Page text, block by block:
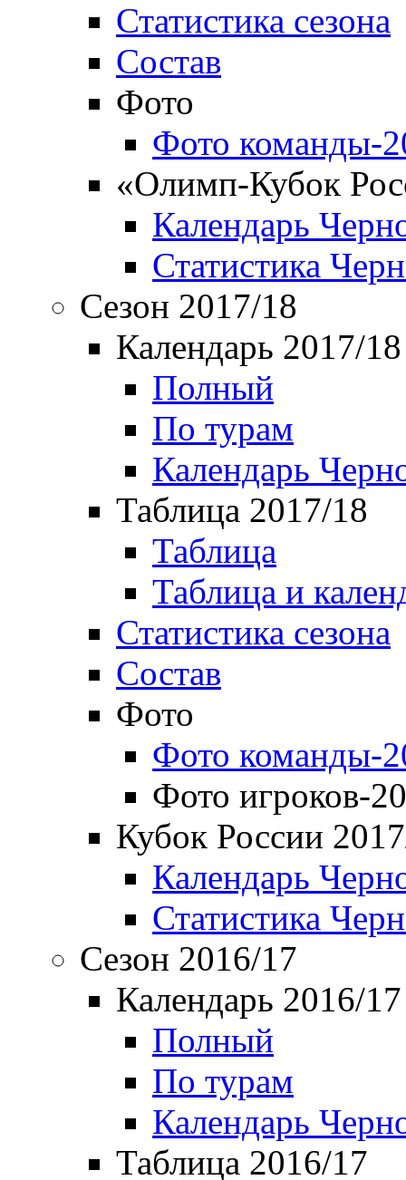
Статистика сезона
Состав
Фото
Фото команды-
«Олимп-Кубок
Календарь
Статистика
Сезон 2017/18
Календарь 2017/18
Полный
По турам
Календарь
Таблица 2017/18
Таблица
Таблица и
Статистика сезона
Состав
Фото
Фото команды-
Фото игроков-
Кубок России
Календарь
Статистика
Сезон 2016/17
Календарь 2016/17
Полный
По турам
Календарь
Таблица 2016/17